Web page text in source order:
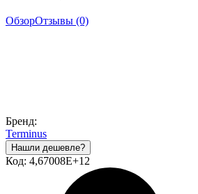
ОбзорОтзывы (0)
Бренд:
Terminus
Код: 4,67008E+12